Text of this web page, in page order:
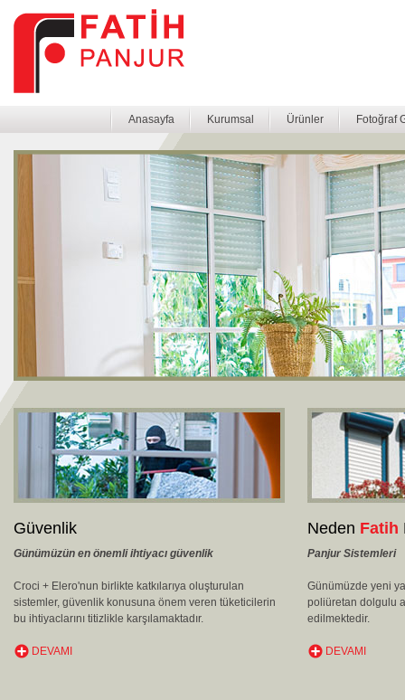
Anasayfa Kurumsal Ürünler Fotoğraf
Güvenlik
Günümüzün en önemli ihtiyacı güvenlik
Croci + Elero'nun birlikte katkılarıya oluşturulan
sistemler, güvenlik konusuna önem veren tüketicilerin
bu ihtiyaclarını titizlikle karşılamaktadır.
DEVAMI
Neden Fatih
Panjur Sistemleri
Günümüzde yeni
poliüretan dolgulu
edilmektedir.
DEVAMI
Web sitemiz yeni tasarımı ile yayında
Yeni arayüzümüz ve zengin içeriğimiz ile web sitemizi
haberleri ve referanslarımızı inceleyebilirsiniz.
Fatih Panjur, Avz ( Hollanda ) tek Türkiye temsilcisidir.